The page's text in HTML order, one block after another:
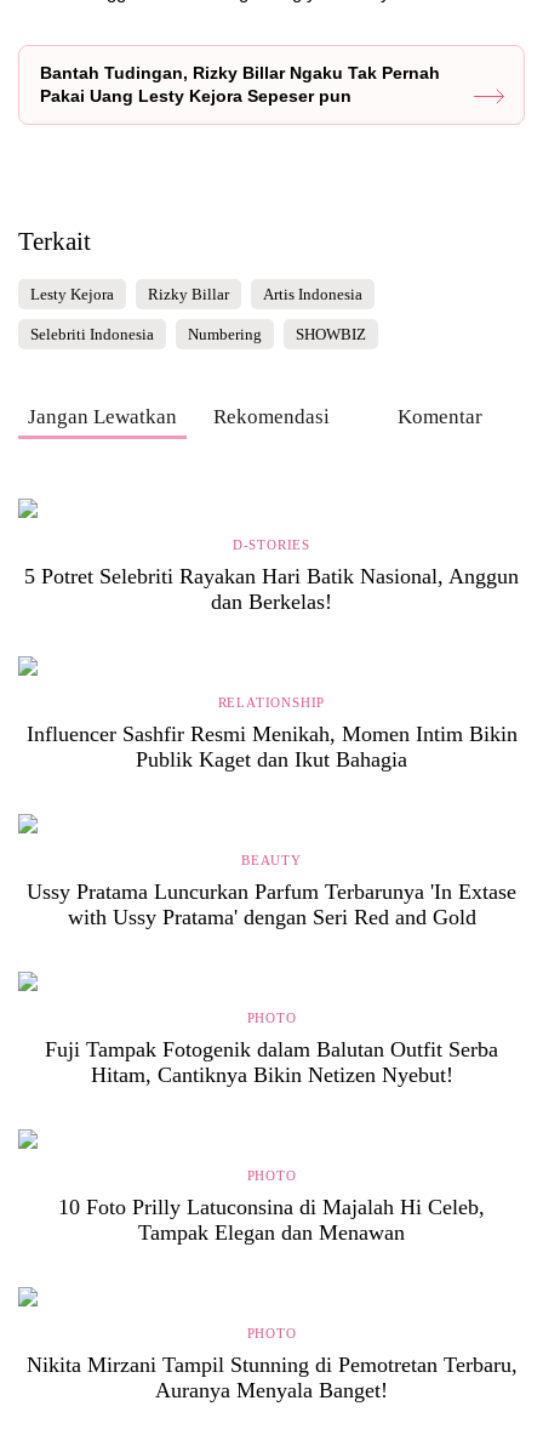
Bantah Tudingan, Rizky Billar Ngaku Tak Pernah
Pakai Uang Lesty Kejora Sepeser pun
Terkait
Lesty Kejora Rizky Billar Artis Indonesia
Selebriti Indonesia Numbering SHOWBIZ
Jangan Lewatkan Rekomendasi Komentar
D-STORIES
5 Potret Selebriti Rayakan Hari Batik Nasional, Anggun
dan Berkelas!
RELATIONSHIP
Influencer Sashfir Resmi Menikah, Momen Intim Bikin
Publik Kaget dan Ikut Bahagia
BEAUTY
Ussy Pratama Luncurkan Parfum Terbarunya 'In Extase
with Ussy Pratama' dengan Seri Red and Gold
PHOTO
Fuji Tampak Fotogenik dalam Balutan Outfit Serba
Hitam, Cantiknya Bikin Netizen Nyebut!
PHOTO
10 Foto Prilly Latuconsina di Majalah Hi Celeb,
Tampak Elegan dan Menawan
PHOTO
Nikita Mirzani Tampil Stunning di Pemotretan Terbaru,
Auranya Menyala Banget!